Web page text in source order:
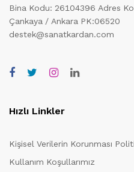
Bina Kodu: 26104396 Adres
Çankaya / Ankara PK:06520
destek@sanatkardan.com
Hızlı Linkler
Kişisel Verilerin Korunması
Kullanım Koşullarımız